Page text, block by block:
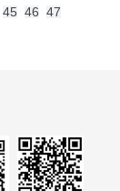
45 46 47